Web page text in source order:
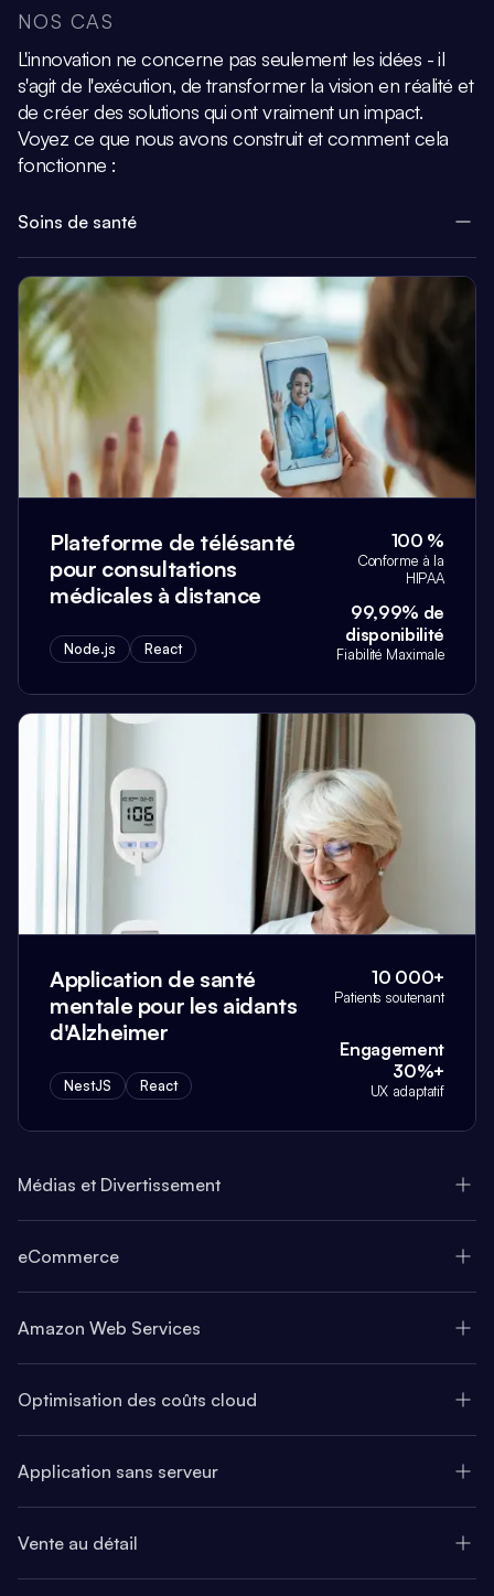
NOS CAS
L'innovation ne concerne pas seulement les idées - il
s'agit de l'exécution, de transformer la visionen réalité et
de créer des solutions qui ont vraiment un impact.
Voyez ce que nous avons construit et comment cela
fonctionne :
Soins de santé
Plateforme de télésanté
pour consultations
médicales à distance
Node.js React
100 %
Conforme à la
HIPAA
99,99% de
disponibilité
Fiabilité Maximale
Application de santé
mentale pour les aidants
d'Alzheimer
NestJS React
10 000+
Patients soutenant
Engagement
30%+
UX adaptatif
Médias et Divertissement
eCommerce
Amazon Web Services
Optimisation des coûts cloud
Application sans serveur
Vente au détail